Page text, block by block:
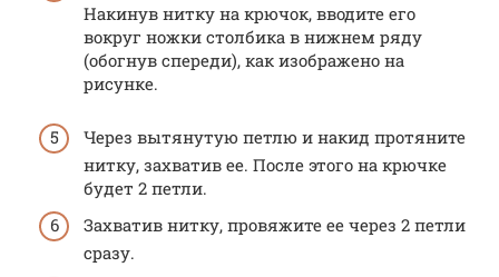
Накинув нитку на крючок, вводите его
вокруг ножки столбика в нижнем ряду
(обогнув спереди), как изображено на
рисунке.
Через вытянутую петлю и накид протяните
нитку, захватив ее. После этого на крючке
будет 2 петли.
Захватив нитку, провяжите ее через 2 петли
сразу.